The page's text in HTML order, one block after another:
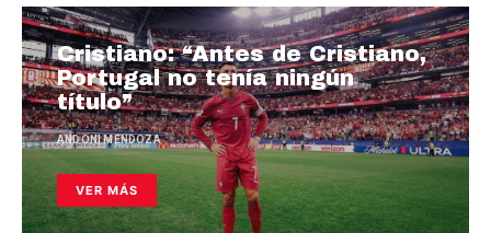
Cristiano: “Antes de Cristiano,
Portugal no tenía ningún
título”
ANDONI MENDOZA
VER MÁS